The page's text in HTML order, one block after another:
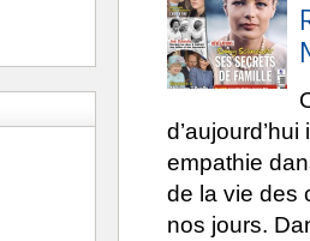
empathie
de la vie des
nos jours.